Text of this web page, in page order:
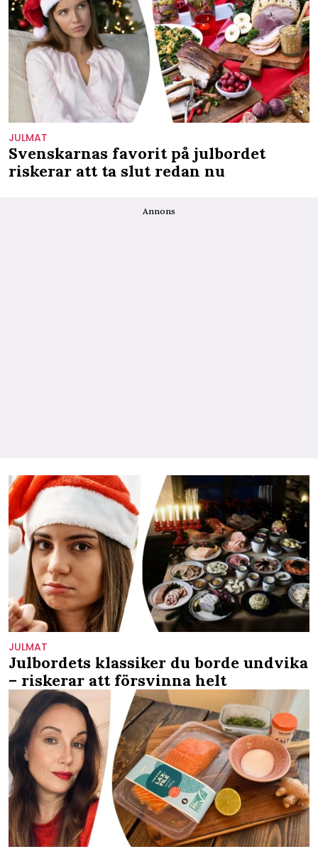
JULMAT
Svenskarnas favorit på julbordet
riskerar att ta slut redan nu
Annons
JULMAT
Julbordets klassiker du borde undvika
– riskerar att försvinna helt